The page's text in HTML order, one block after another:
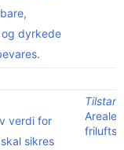
dyrkede
verdi for
sikres